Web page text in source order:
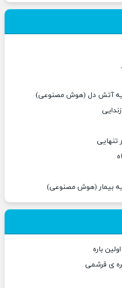
آتش دل (هوش مصنوعی)
تنهایی
بیمار (هوش مصنوعی)
باره
ی قرشمی